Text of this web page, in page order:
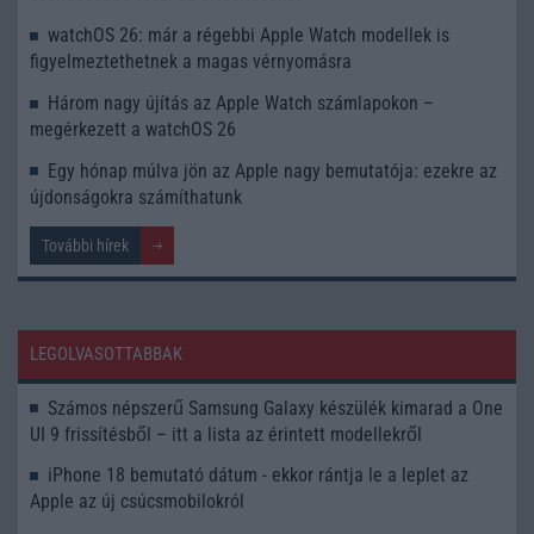
watchOS 26: már a régebbi Apple Watch modellek is
figyelmeztethetnek a magas vérnyomásra
Három nagy újítás az Apple Watch számlapokon –
megérkezett a watchOS 26
Egy hónap múlva jön az Apple nagy bemutatója: ezekre az
újdonságokra számíthatunk
További hírek
LEGOLVASOTTABBAK
Számos népszerű Samsung Galaxy készülék kimarad a One
UI 9 frissítésből – itt a lista az érintett modellekről
iPhone 18 bemutató dátum - ekkor rántja le a leplet az
Apple az új csúcsmobilokról